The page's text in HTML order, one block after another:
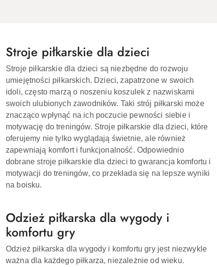
Stroje piłkarskie dla dzieci
Stroje piłkarskie dla dzieci są niezbędne do rozwoju
umiejętności piłkarskich. Dzieci, zapatrzone w swoich
idoli, często marzą o noszeniu koszulek z nazwiskami
swoich ulubionych zawodników. Taki strój piłkarski może
znacząco wpłynąć na ich poczucie pewności siebie i
motywację do treningów. Stroje piłkarskie dla dzieci, które
oferujemy nie tylko wyglądają świetnie, ale również
zapewniają komfort i funkcjonalność. Odpowiednio
dobrane stroje piłkarskie dla dzieci to gwarancja komfortu i
motywacji do treningów, co przekłada się na lepsze wyniki
na boisku.
Odzież piłkarska dla wygody i
komfortu gry
Odzież piłkarska dla wygody i komfortu gry jest niezwykle
ważna dla każdego piłkarza, niezależnie od wieku.